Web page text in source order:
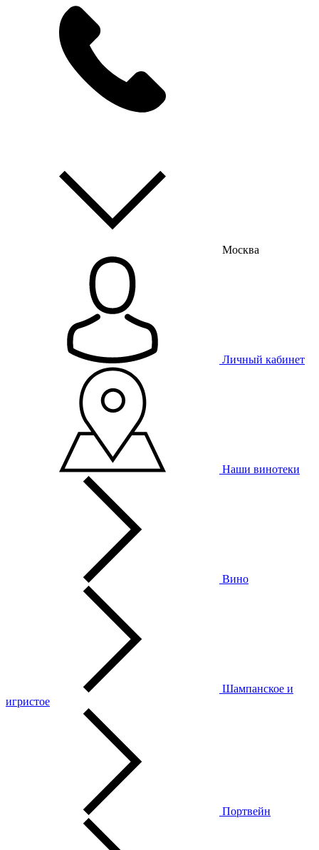
Москва
Личный кабинет
Наши винотеки
Вино
Шампанское и
игристое
Портвейн